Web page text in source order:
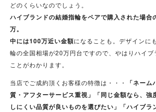
どのくらいなのでしょう。
ハイブランドの結婚指輪をペアで購入された場合
万。
中には100万近い金額になることも。デザインに
輪の全国相場が20万円台ですので、やはりハイブ
ことがわかります。
当店でご成約頂くお客様の特徴は・・・
「ネー
質・アフターサービス重視」
「同じ金額なら、
しにくい品質が良いものを選びたい」
「ハイブ